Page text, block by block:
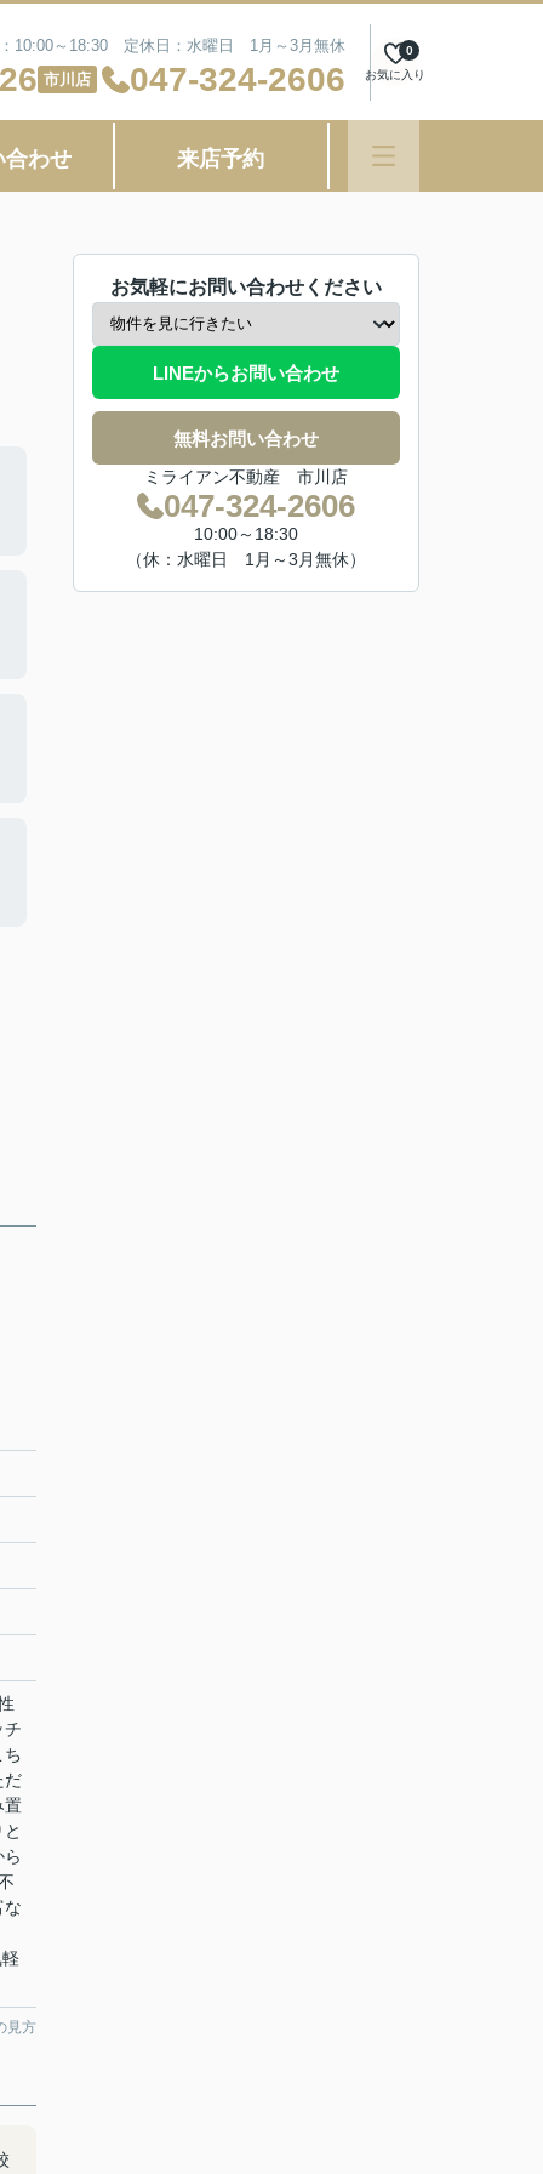
10:00～18:30 定休日：水曜日 1月～3月無休
市川店 047-324-2606 お気に入り
0
合わせ 来店予約
チ
ち
だ
置
見方
お気軽にお問い合わせください
LINEからお問い合わせ
無料お問い合わせ
ミライアン不動産 市川店
047-324-2606
10:00～18:30
（休：水曜日 1月～3月無休）